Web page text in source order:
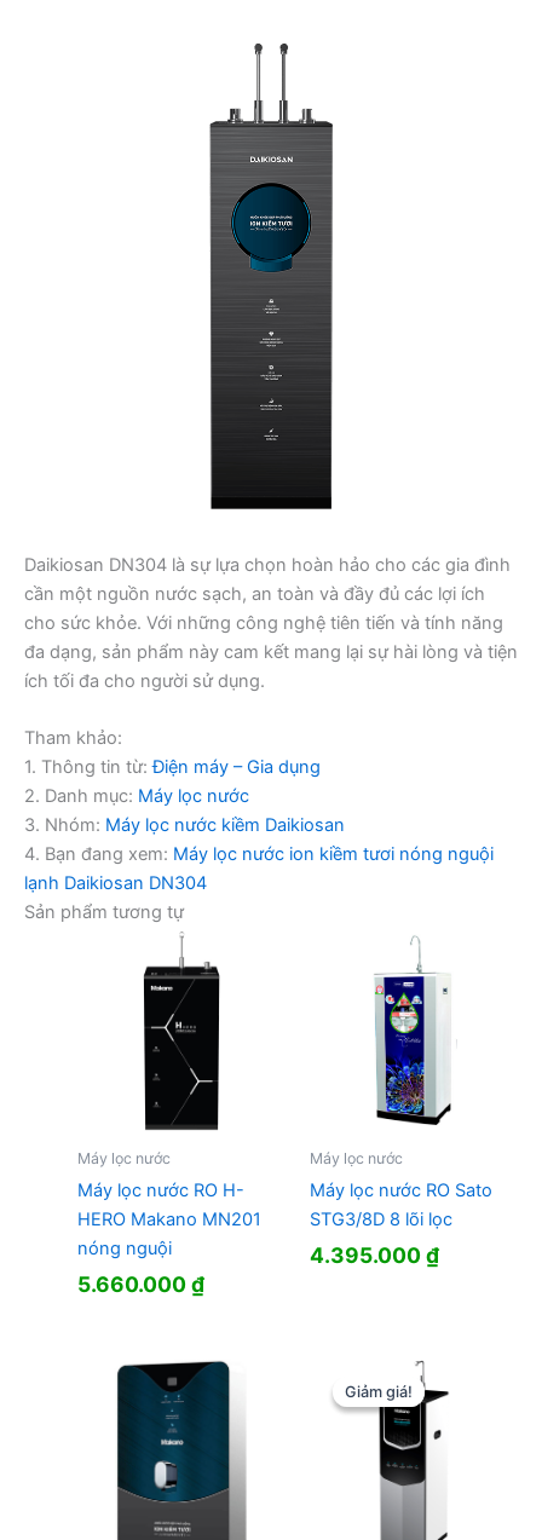
Daikiosan DN304 là sự lựa chọn hoàn hảo cho các gia đình
cần một nguồn nước sạch, an toàn và đầy đủ các lợi ích
cho sức khỏe. Với những công nghệ tiên tiến và tính năng
đa dạng, sản phẩm này cam kết mang lại sự hài lòng và tiện
ích tối đa cho người sử dụng.
Tham khảo:
1. Thông tin từ:Điện máy – Gia dụng
2. Danh mục: Máy lọc nước
3. Nhóm: Máy lọc nước kiềm Daikiosan
4. Bạn đang xem: Máy lọc nước ion kiềm tươi nóng nguội
lạnh Daikiosan DN304
Sản phẩm tương tự
Máy lọc nước
Máy lọc nước RO H-
HERO Makano MN201
nóng nguội
5.660.000₫
Máy lọc nước
Máy lọc nước RO Sato
STG3/8D 8 lõi lọc
4.395.000₫
Giảm giá!
Giảm giá!